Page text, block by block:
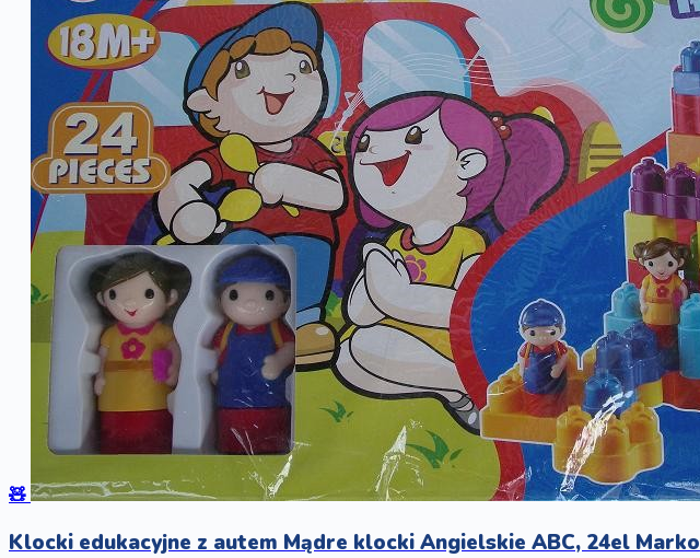
🧸
Klocki edukacyjne z autem Mądre klocki Angielskie ABC, 24el Marko